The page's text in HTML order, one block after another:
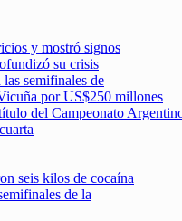
y mostró signos
su crisis
semifinales de
por US$250 millones
del Campeonato
seis kilos de cocaína
de la